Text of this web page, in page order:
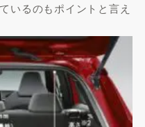
いるのもポイントと言え